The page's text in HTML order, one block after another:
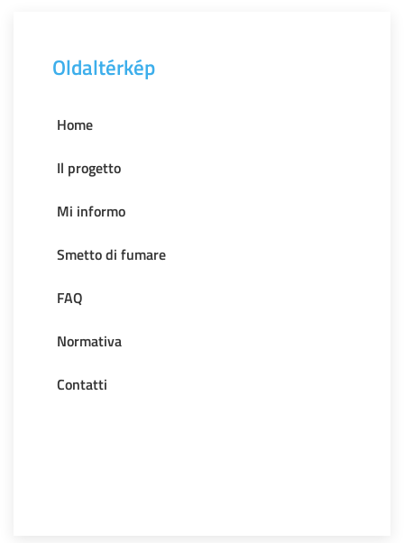
Oldaltérkép
Home
Il progetto
Mi informo
Smetto di fumare
FAQ
Normativa
Contatti